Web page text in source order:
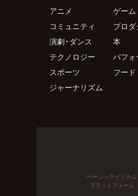
アニメ
ゲーム
コミュニティ
プロダ
演劇・ダンス
本
テクノロジー
パフォ
スポーツ
フード
ジャーナリズム
ベーシックインカム
プラットフォーム